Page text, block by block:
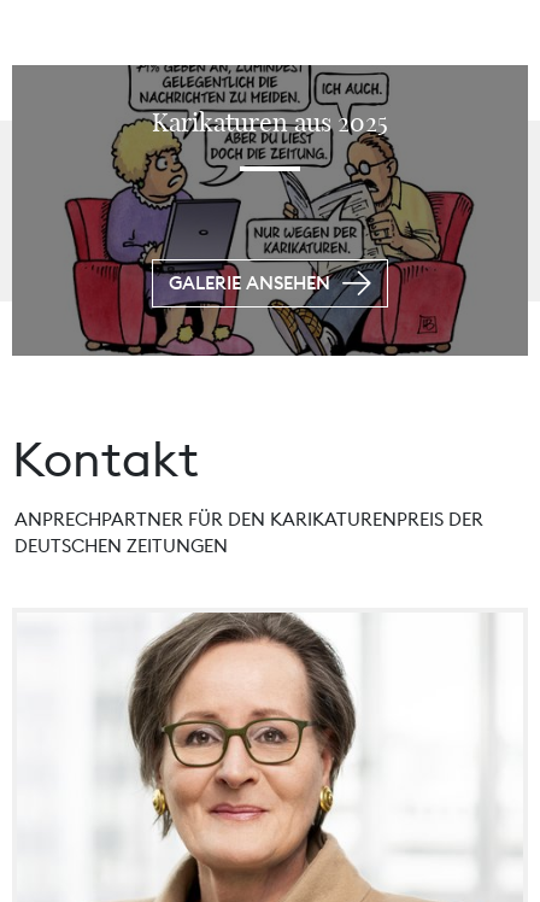
Karikaturen aus 2025
GALERIE ANSEHEN
Kontakt
ANPRECHPARTNER FÜR DEN KARIKATURENPREIS DER
DEUTSCHEN ZEITUNGEN